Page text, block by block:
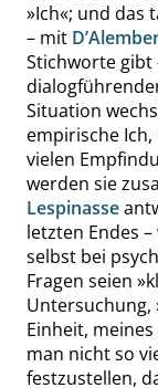
»Ich«; und das
– mit
Stichworte gibt
Situation
empirische
vielen
werden sie
Lespinasse
letzten Endes
selbst bei
Fragen seien »
Untersuchung,
Einheit,
man nicht so
festzustellen,